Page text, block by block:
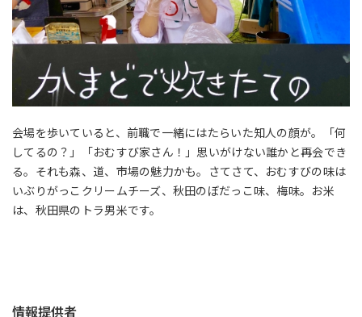
会場を歩いていると、前職で一緒にはたらいた知人の顔が。「何
してるの？」「おむすび家さん！」思いがけない誰かと再会でき
る。それも森、道、市場の魅力かも。さてさて、おむすびの味は
いぶりがっこクリームチーズ、秋田のぼだっこ味、梅味。お米
は、秋田県のトラ男米です。
情報提供者